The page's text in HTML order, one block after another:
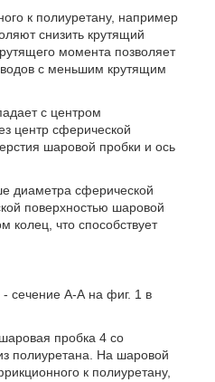
к полиуретану, например
снизить крутящий
момента позволяет
с меньшим крутящим
с центром
центр сферической
шаровой пробки и ось
диаметра сферической
поверхностью шаровой
колец, что способствует
сечение А-А на фиг. 1 в
пробка 4 со
полиуретана. На шаровой
к полиуретану,